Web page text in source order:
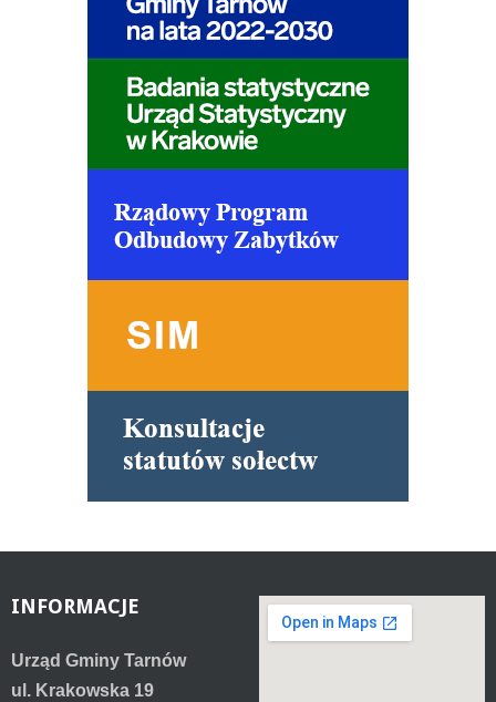
INFORMACJE
Urząd Gminy Tarnów
ul. Krakowska 19